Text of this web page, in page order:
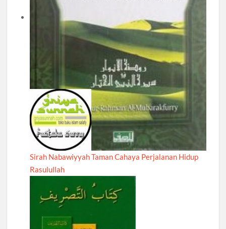
Sirah Nabawiyyah Taman Cahaya Perjalanan Hidup
Rasulullah